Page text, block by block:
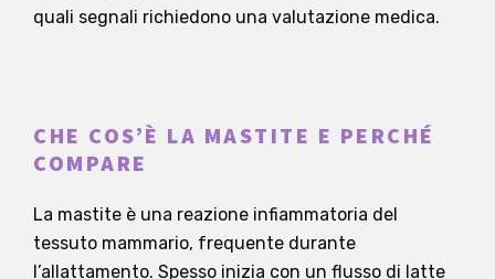
quali segnali richiedono una valutazione medica.
CHE COS’È LA MASTITE E PERCHÉ
COMPARE
La mastite è una reazione infiammatoria del
tessuto mammario, frequente durante
l’allattamento. Spesso inizia con un flusso di latte